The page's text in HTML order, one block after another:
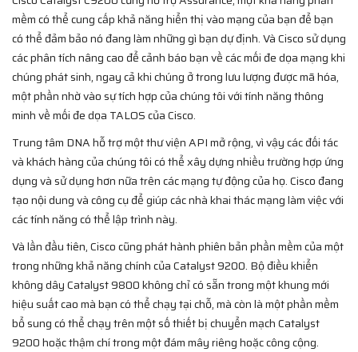
mềm có thể cung cấp khả năng hiển thị vào mạng của bạn để bạn
có thể đảm bảo nó đang làm những gì bạn dự định. Và Cisco sử dụng
các phân tích nâng cao để cảnh báo bạn về các mối đe dọa mạng khi
chúng phát sinh, ngay cả khi chúng ở trong lưu lượng được mã hóa,
một phần nhờ vào sự tích hợp của chúng tôi với tính năng thông
minh về mối đe dọa TALOS của Cisco.
Trung tâm DNA hỗ trợ một thư viện API mở rộng, vì vậy các đối tác
và khách hàng của chúng tôi có thể xây dựng nhiều trường hợp ứng
dụng và sử dụng hơn nữa trên các mạng tự động của họ. Cisco đang
tạo nội dung và công cụ để giúp các nhà khai thác mạng làm việc với
các tính năng có thể lập trình này.
Và lần đầu tiên, Cisco cũng phát hành phiên bản phần mềm của một
trong những khả năng chính của Catalyst 9200. Bộ điều khiển
không dây Catalyst 9800 không chỉ có sẵn trong một khung mới
hiệu suất cao mà bạn có thể chạy tại chỗ, mà còn là một phần mềm
bổ sung có thể chạy trên một số thiết bị chuyển mạch Catalyst
9200 hoặc thậm chí trong một đám mây riêng hoặc công cộng.